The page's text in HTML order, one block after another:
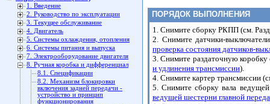
1. Введение
2. Руководство по эксплуатации
3. Текущее обслуживание
4. Двигатель
5. Системы охлаждения, отопления
6. Системы питания и выпуска
7. Электрооборудование двигателя
8. Ручная коробка и дифференциал
8.1. Спецификации
8.2. Механизм блокировки
включения задней передачи -
устройство и принцип
функционирования
ПОРЯДОК ВЫПОЛНЕНИЯ
1. Снимите сборку РКПП (см.
2. Снимите датчики-
проверка состояния датчиков-
3. Снимите раздаточную
и удлинения трансмиссии).
4. Снимите картер трансмиссии
5. Снимите сборку вала
ведущей шестерни главной